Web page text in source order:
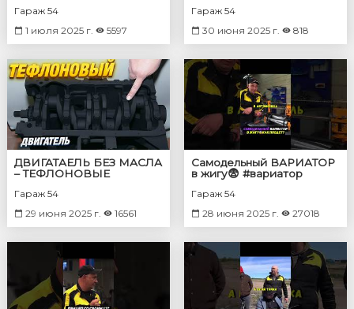
Гараж 54
1 июля 2025 г.
5597
Гараж 54
30 июня 2025 г.
818
ДВИГАТАЕЛЬ БЕЗ МАСЛА
– ТЕФЛОНОВЫЕ
Гараж 54
29 июня 2025 г.
16561
Самодельный ВАРИАТОР
в жигу😨 #вариатор
Гараж 54
28 июня 2025 г.
27018